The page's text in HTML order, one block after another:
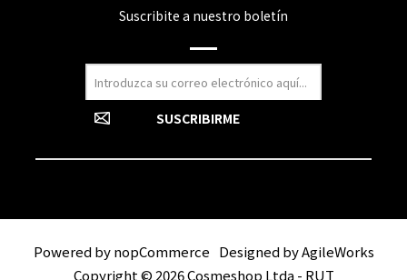
Suscribite a nuestro boletín
Powered bynopCommerce Designed byAgileWorks
Copyright © 2026 Cosmeshop Ltda - RUT